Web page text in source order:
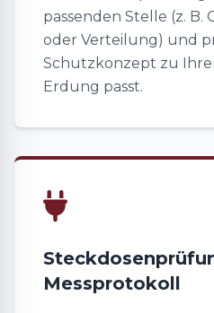
passenden Stelle (z. B.
oder Verteilung) und
Schutzkonzept zu
Erdung passt.
Messprotokoll